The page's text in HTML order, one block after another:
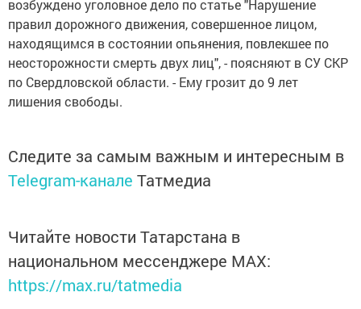
возбуждено уголовное дело по статье "Нарушение
правил дорожного движения, совершенное лицом,
находящимся в состоянии опьянения, повлекшее по
неосторожности смерть двух лиц", - поясняют в СУ СКР
по Свердловской области. - Ему грозит до 9 лет
лишения свободы.
Следите за самым важным и интересным в
Telegram-канале Татмедиа
Читайте новости Татарстана в
национальном мессенджере MАХ:
https://max.ru/tatmedia